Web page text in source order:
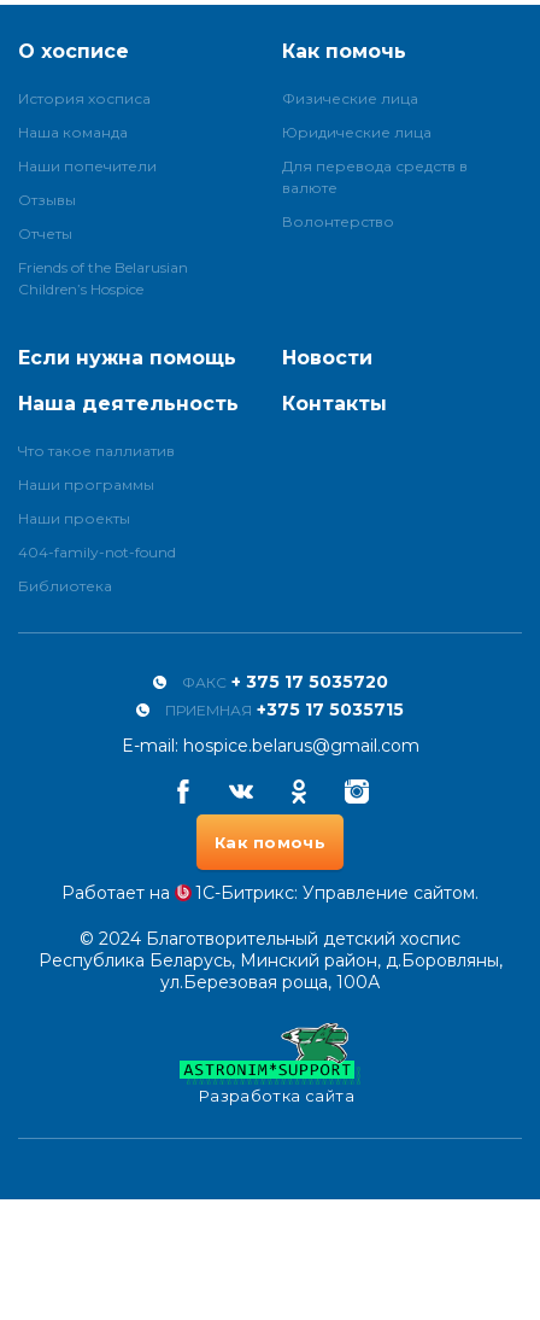
О хосписе
История хосписа
Наша команда
Наши попечители
Отзывы
Отчеты
Friends of the Belarusian
Children’s Hospice
Как помочь
Физические лица
Юридические лица
Для перевода средств в
валюте
Волонтерство
Если нужна помощь
Наша деятельность
Что такое паллиатив
Наши программы
Наши проекты
404-family-not-found
Библиотека
Новости
Контакты
ФАКС + 375 17 5035720
ПРИЕМНАЯ +375 17 5035715
E-mail: hospice.belarus@gmail.com
FacebookVkontakteOdnoklassnikiInstagram
Как помочь
Работает на 1С-Битрикс: Управление сайтом.
© 2024 Благотворительный детский хоспис
Республика Беларусь, Минский район, д.Боровляны,
ул.Березовая роща, 100А
Разработка сайта